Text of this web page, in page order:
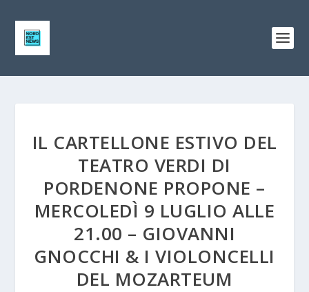
IL CARTELLONE ESTIVO DEL
TEATRO VERDI DI
PORDENONE PROPONE –
MERCOLEDÌ 9 LUGLIO ALLE
21.00 – GIOVANNI
GNOCCHI & I VIOLONCELLI
DEL MOZARTEUM